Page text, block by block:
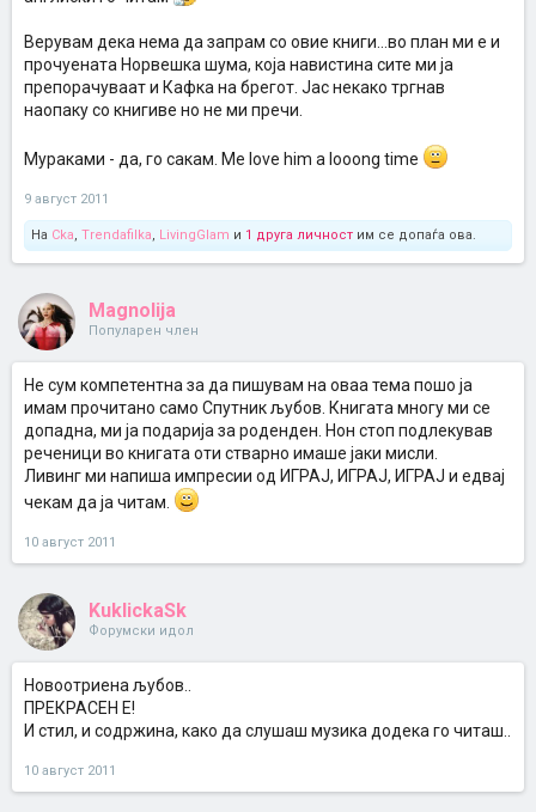
Верувам дека нема да запрам со овие книги...во план ми е и
прочуената Норвешка шума, која навистина сите ми ја
препорачуваат и Кафка на брегот. Јас некако тргнав
наопаку со книгиве но не ми пречи.
Мураками - да, го сакам. Me love him a looong time
9 август 2011
На Cka, Trendafilka, LivingGlam и 1 друга личност им се допаѓа ова.
Magnolija
Популарен член
Не сум компетентна за да пишувам на оваа тема пошо ја
имам прочитано само Спутник љубов. Книгата многу ми се
допадна, ми ја подарија за роденден. Нон стоп подлекував
реченици во книгата оти стварно имаше јаки мисли.
Ливинг ми напиша импресии од ИГРАЈ, ИГРАЈ, ИГРАЈ и едвај
чекам да ја читам.
10 август 2011
KuklickaSk
Форумски идол
Новоотриена љубов..
ПРЕКРАСЕН Е!
И стил, и содржина, како да слушаш музика додека го читаш..
10 август 2011